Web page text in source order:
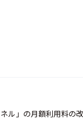
ル」の月額利用料の